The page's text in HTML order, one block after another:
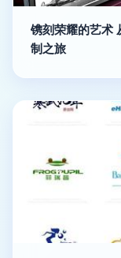
镌刻荣耀的艺术
制之旅